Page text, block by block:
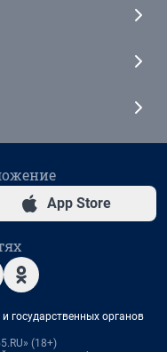
App Store
государственных органов
(18+)